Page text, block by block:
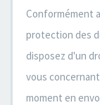
Conformément
protection des
disposez d'un
vous
moment en